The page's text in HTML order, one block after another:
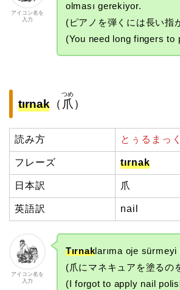
アイコン名を
入力
olması gerekiyor.
(ピアノを弾くには長い指
(You need long fingers to
tırnak （ 爪
つめ
）
読み方 とぅるまっく
フレーズ tırnak
日本訳 爪
英語訳 nail
アイコン名を
入力
Tırnaklarıma oje
(爪にマネキュアを塗るの
(I forgot to apply nail